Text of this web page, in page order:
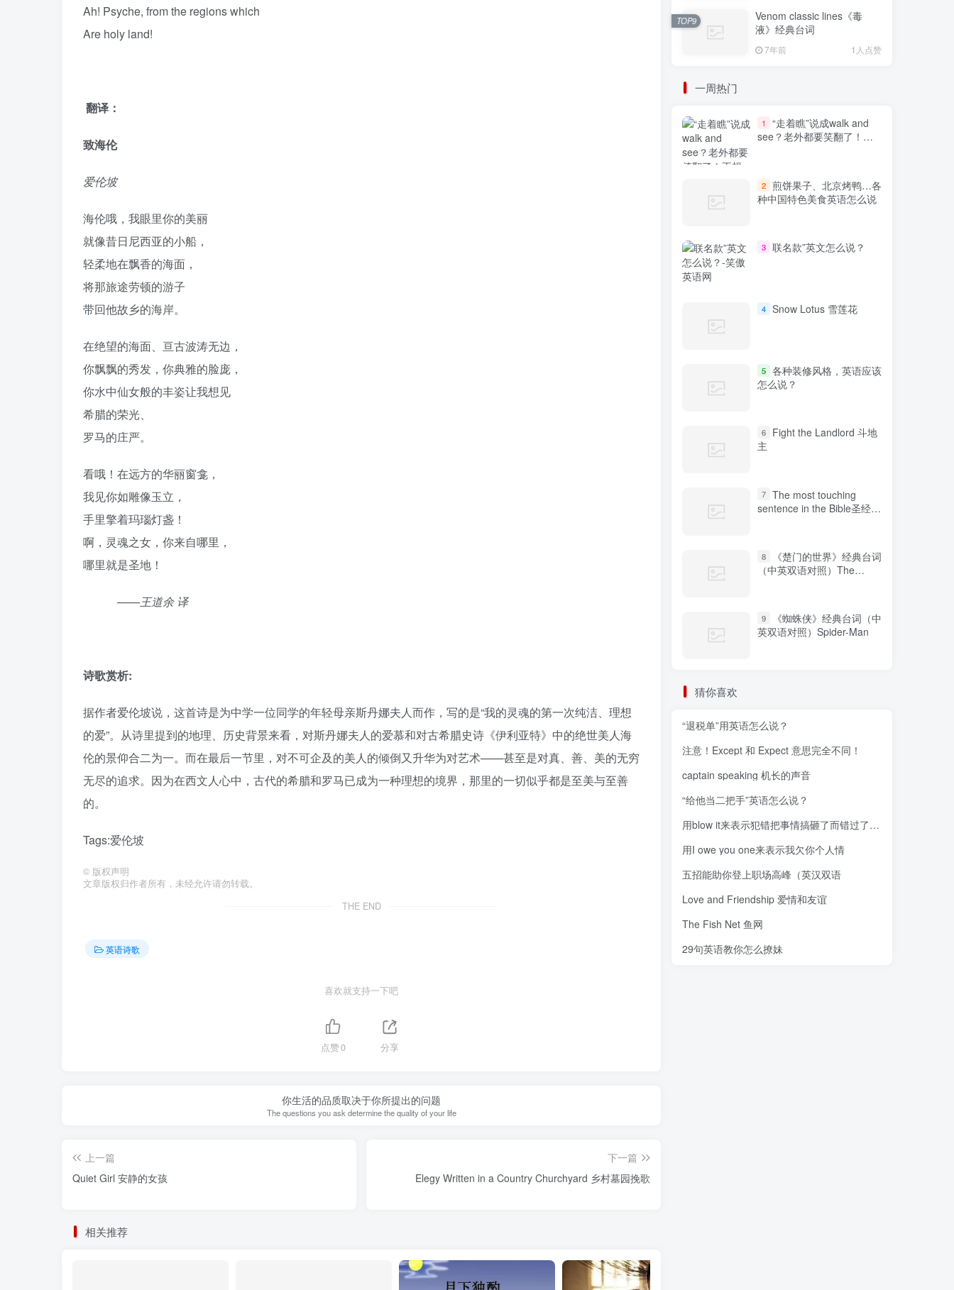
Ah! Psyche, from the regions which
Are holy land!
翻译：
致海伦
爱伦坡
海伦哦，我眼里你的美丽
就像昔日尼西亚的小船，
轻柔地在飘香的海面，
将那旅途劳顿的游子
带回他故乡的海岸。
在绝望的海面、亘古波涛无边，
你飘飘的秀发，你典雅的脸庞，
你水中仙女般的丰姿让我想见
希腊的荣光、
罗马的庄严。
看哦！在远方的华丽窗龛，
我见你如雕像玉立，
手里擎着玛瑙灯盏！
啊，灵魂之女，你来自哪里，
哪里就是圣地！
——王道余 译
诗歌赏析:
据作者爱伦坡说，这首诗是为中学一位同学的年轻母亲斯丹娜夫人而作，写的是“我的灵魂的第一次纯洁、理想
的爱”。从诗里提到的地理、历史背景来看，对斯丹娜夫人的爱慕和对古希腊史诗《伊利亚特》中的绝世美人海
伦的景仰合二为一。而在最后一节里，对不可企及的美人的倾倒又升华为对艺术——甚至是对真、善、美的无穷
无尽的追求。因为在西文人心中，古代的希腊和罗马已成为一种理想的境界，那里的一切似乎都是至美与至善
的。
Tags:爱伦坡
© 版权声明
文章版权归作者所有，未经允许请勿转载。
THE END
英语诗歌
喜欢就支持一下吧
点赞0 分享
你生活的品质取决于你所提出的问题
The questions you ask determine the quality of your life
上一篇
Quiet Girl 安静的女孩
下一篇
Elegy Written in a Country Churchyard 乡村墓园挽歌
相关推荐
Venom classic lines《毒
液》经典台词
7年前 1人点赞
TOP9
一周热门
1
“走着瞧”说成walk and
see？老外都要笑翻了！不
2 煎饼果子、北京烤鸭…各
种中国特色美食英语怎么说
3 联名款”英文怎么说？
4 Snow Lotus 雪莲花
5 各种装修风格，英语应该
怎么说？
6
Fight the Landlord 斗地
主
7 The most touching
sentence in the Bible圣经中
8
《楚门的世界》经典台词
（中英双语对照）The
9
《蜘蛛侠》经典台词（中
英双语对照）Spider-Man
猜你喜欢
“退税单”用英语怎么说？
注意！Except 和 Expect 意思完全不同！
captain speaking 机长的声音
“给他当二把手”英语怎么说？
用blow it来表示犯错把事情搞砸了而错过了一个好机会
用I owe you one来表示我欠你个人情
五招能助你登上职场高峰（英汉双语
Love and Friendship 爱情和友谊
The Fish Net 鱼网
29句英语教你怎么撩妹